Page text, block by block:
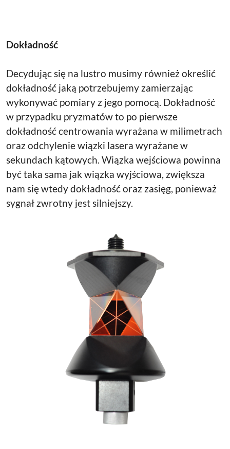
Dokładność
Decydując się na lustro musimy również określić
dokładność jaką potrzebujemy zamierzając
wykonywać pomiary z jego pomocą. Dokładność
w przypadku pryzmatów to po pierwsze
dokładność centrowania wyrażana w milimetrach
oraz odchylenie wiązki lasera wyrażane w
sekundach kątowych. Wiązka wejściowa powinna
być taka sama jak wiązka wyjściowa, zwiększa
nam się wtedy dokładność oraz zasięg, ponieważ
sygnał zwrotny jest silniejszy.